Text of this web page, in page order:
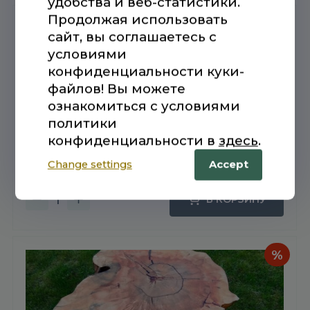
Продолжая использовать
сайт, вы соглашаетесь с
условиями
конфиденциальности куки-
файлов! Вы можете
ознакомиться с условиями
политики
конфиденциальности в здесь.
Change settings Accept
täispuidust
laud
Saarvahtra kettast diivanilaud
480,00€
Первоначальная
составляла
300,00€
Текущая
300,00 €.
Количество
diivanilaud
В КОРЗИНУ
%